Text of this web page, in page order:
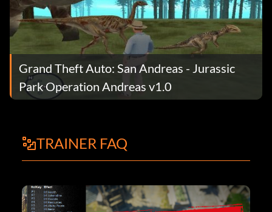
Grand Theft Auto: San Andreas - Jurassic
Park Operation Andreas v1.0
TRAINER FAQ